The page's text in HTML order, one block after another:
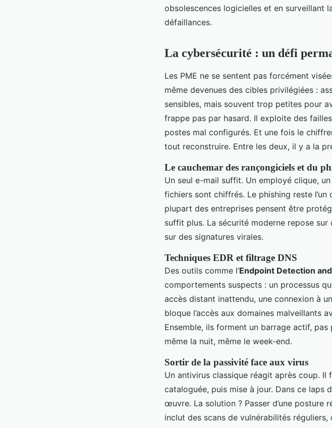
obsolescences logicielles et en surveillant
défaillances.
La cybersécurité : un défi
Les PME ne se sentent pas forcément
même devenues des cibles privilégiées :
sensibles, mais souvent trop petites pour
frappe pas par hasard. Il exploite des
postes mal configurés. Et une fois le
tout reconstruire. Entre les deux, il y a la
Le cauchemar des rançongiciels et du
Un seul e-mail suffit. Un employé clique,
fichiers sont chiffrés. Le phishing reste
plupart des entreprises pensent être
suffit plus. La sécurité moderne repose
sur des signatures virales.
Techniques EDR et filtrage DNS
Des outils comme l’Endpoint Detection
comportements suspects : un processus
accès distant inattendu, une connexion à
bloque l’accès aux domaines malveillants
Ensemble, ils forment un barrage actif,
même la nuit, même le week-end.
Sortir de la passivité face aux virus
Un antivirus classique réagit après coup.
cataloguée, puis mise à jour. Dans ce
œuvre. La solution ? Passer d’une posture
inclut des scans de vulnérabilités